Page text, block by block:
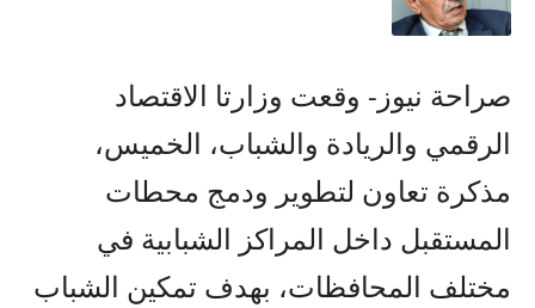
صراحة نيوز- وقعت وزارتا الاقتصاد
الرقمي والريادة والشباب، الخميس،
مذكرة تعاون لتطوير ودمج محطات
المستقبل داخل المراكز الشبابية في
مختلف المحافظات، بهدف تمكين الشباب